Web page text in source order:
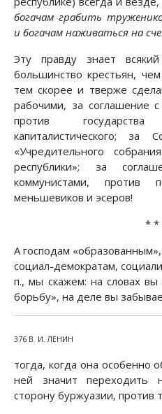
богачам грабить
и богачам наживаться на
Эту правду знает
большинство крестьян,
тем скорее и тверже
рабочими, за соглашение
против
капиталистического; за
«Учредительного
республики»; за
коммунистами, против
меньшевиков и эсеров!
* *
А господам
социал-демократам,
п., мы скажем: на словах вы
борьбу», на деле вы
376 В. И. ЛЕНИН
тогда, когда она особенно
ней значит переходить
сторону буржуазии, против